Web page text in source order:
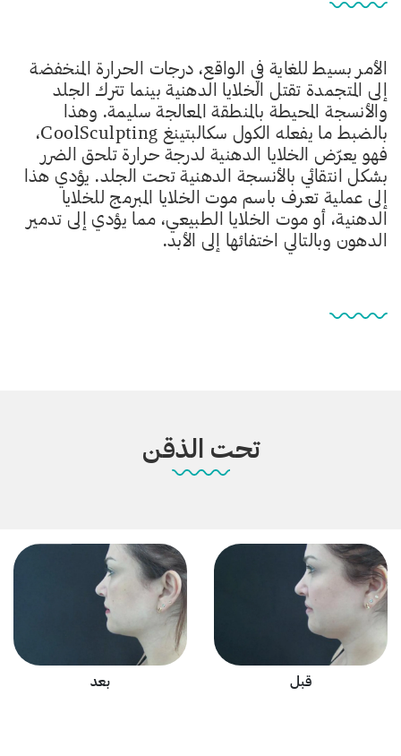
الأمر بسيط للغاية في الواقع، درجات الحرارة المنخفضة
إلى المتجمدة تقتل الخلايا الدهنية بينما تترك الجلد
والأنسجة المحيطة بالمنطقة المعالجة سليمة. وهذا
بالضبط ما يفعله الكول سكالبتينغ CoolSculpting،
فهو يعرّض الخلايا الدهنية لدرجة حرارة تلحق الضرر
بشكل انتقائي بالأنسجة الدهنية تحت الجلد. يؤدي هذا
إلى عملية تعرف باسم موت الخلايا المبرمج للخلايا
الدهنية، أو موت الخلايا الطبيعي، مما يؤدي إلى تدمير
الدهون وبالتالي اختفائها إلى الأبد.
تحت الذقن
قبل بعد